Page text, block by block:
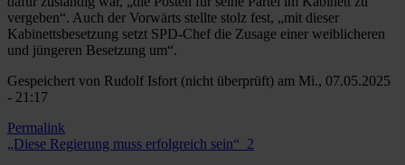
vergeben“. Auch der Vorwärts stellte stolz fest, „mit dieser
Kabinettsbesetzung setzt SPD-Chef die Zusage einer weiblicheren
und jüngeren Besetzung um“.
Gespeichert von Rudolf Isfort (nicht überprüft) am Mi., 07.05.2025
- 21:17
Permalink
„Diese Regierung muss erfolgreich sein“_2